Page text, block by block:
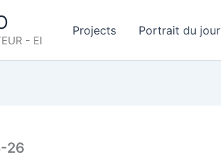
- EI
Projects Portrait du jour
26